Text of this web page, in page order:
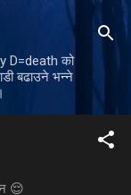
D=death को
बढाउने भन्ने
😌